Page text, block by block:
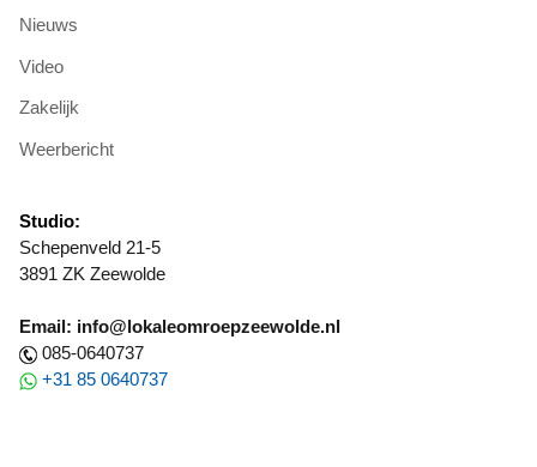
Nieuws
Video
Zakelijk
Weerbericht
Studio:
Schepenveld 21-5
3891 ZK Zeewolde
Email: info@lokaleomroepzeewolde.nl
085-0640737
+31 85 0640737